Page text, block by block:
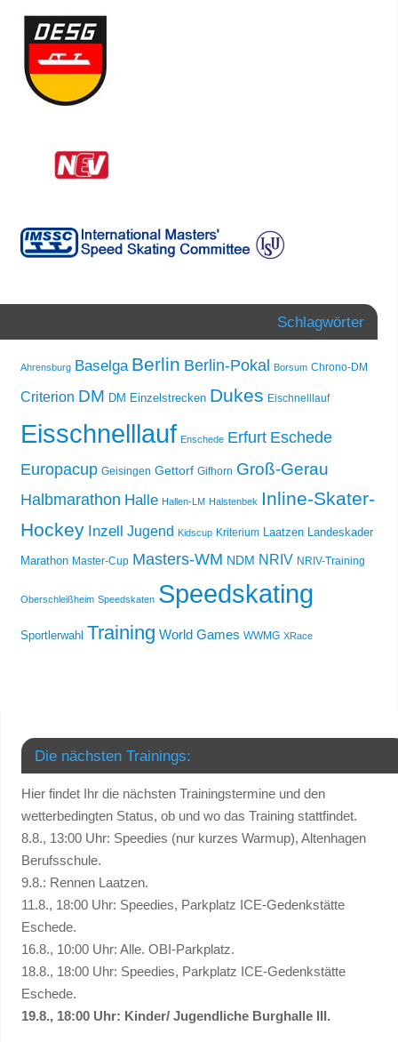
Schlagwörter
Ahrensburg Baselga Berlin Berlin-Pokal Borsum Chrono-DM
Criterion DM DM Einzelstrecken Dukes Eischnelllauf
Eisschnelllauf Enschede Erfurt Eschede
Europacup Geisingen Gettorf Gifhorn Groß-Gerau
Halbmarathon Halle Hallen-LM Halstenbek Inline-Skater-
Hockey Inzell Jugend Kidscup Kriterium Laatzen Landeskader
Marathon Master-Cup Masters-WM NDM NRIV NRIV-Training
Oberschleißheim Speedskaten Speedskating
Sportlerwahl Training World Games WWMG XRace
Die nächsten Trainings:
Hier findet Ihr die nächsten Trainingstermine und den
wetterbedingten Status, ob und wo das Training stattfindet.
8.8., 13:00 Uhr: Speedies (nur kurzes Warmup), Altenhagen
Berufsschule.
9.8.: Rennen Laatzen.
11.8., 18:00 Uhr: Speedies, Parkplatz ICE-Gedenkstätte
Eschede.
16.8., 10:00 Uhr: Alle. OBI-Parkplatz.
18.8., 18:00 Uhr: Speedies, Parkplatz ICE-Gedenkstätte
Eschede.
19.8., 18:00 Uhr: Kinder/ Jugendliche Burghalle III.